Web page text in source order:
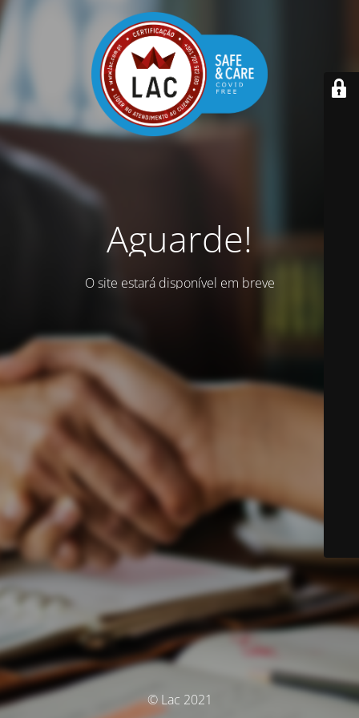
Aguarde!
O site estará disponível em breve
© Lac 2021